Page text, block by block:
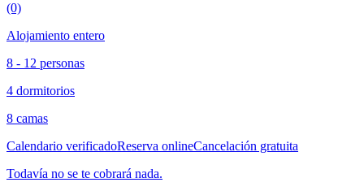
(0)
Alojamiento entero
8 - 12 personas
4 dormitorios
8 camas
Calendario verificadoReserva onlineCancelación gratuita
Todavía no se te cobrará nada.